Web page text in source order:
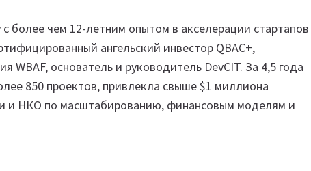
более чем 12-летним опытом в акселерации стартапов
ангельский инвестор QBAC+,
WBAF, основатель и руководитель DevCIT. За 4,5 года
850 проектов, привлекла свыше $1 миллиона
и НКО по масштабированию, финансовым моделям и